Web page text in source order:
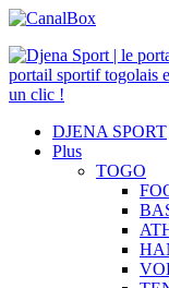
portail sportif togolais
un clic !
DJENA SPORT
Plus
TOGO